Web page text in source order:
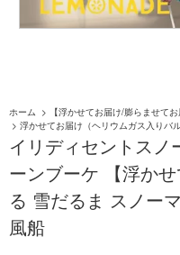
ホーム >
【浮かせてお届け/膨らませて
> 浮かせてお届け（ヘリウムガス入りバル
イリディセントス
ーンブーケ 【浮か
る 雪だるま スノー
風船